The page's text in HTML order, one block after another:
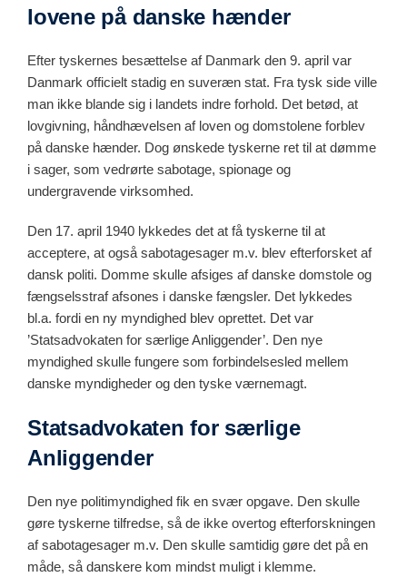
lovene på danske hænder
Efter tyskernes besættelse af Danmark den 9. april var
Danmark officielt stadig en suveræn stat. Fra tysk side ville
man ikke blande sig i landets indre forhold. Det betød, at
lovgivning, håndhævelsen af loven og domstolene forblev
på danske hænder. Dog ønskede tyskerne ret til at dømme
i sager, som vedrørte sabotage, spionage og
undergravende virksomhed.
Den 17. april 1940 lykkedes det at få tyskerne til at
acceptere, at også sabotagesager m.v. blev efterforsket af
dansk politi. Domme skulle afsiges af danske domstole og
fængselsstraf afsones i danske fængsler. Det lykkedes
bl.a. fordi en ny myndighed blev oprettet. Det var
’Statsadvokaten for særlige Anliggender’. Den nye
myndighed skulle fungere som forbindelsesled mellem
danske myndigheder og den tyske værnemagt.
Statsadvokaten for særlige
Anliggender
Den nye politimyndighed fik en svær opgave. Den skulle
gøre tyskerne tilfredse, så de ikke overtog efterforskningen
af sabotagesager m.v. Den skulle samtidig gøre det på en
måde, så danskere kom mindst muligt i klemme.